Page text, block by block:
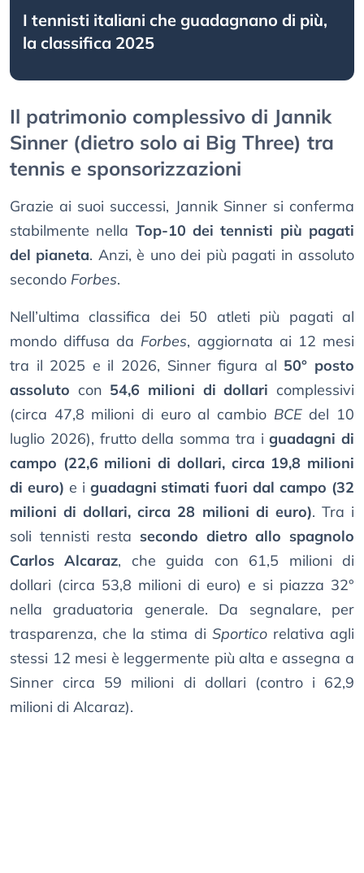
I tennisti italiani che guadagnano di più,
la classifica 2025
Il patrimonio complessivo di Jannik
Sinner (dietro solo ai Big Three) tra
tennis e sponsorizzazioni
Grazie ai suoi successi, Jannik Sinner si conferma
stabilmente nella Top-10 dei tennisti più pagati
del pianeta. Anzi, è uno dei più pagati in assoluto
secondo Forbes.
Nell’ultima classifica dei 50 atleti più pagati al
mondo diffusa da Forbes, aggiornata ai 12 mesi
tra il 2025 e il 2026, Sinner figura al 50° posto
assoluto con 54,6 milioni di dollari complessivi
(circa 47,8 milioni di euro al cambio BCEdel 10
luglio 2026), frutto della somma tra iguadagni di
campo (22,6 milioni di dollari, circa 19,8 milioni
di euro) e i guadagni stimati fuori dal campo (32
milioni di dollari, circa 28 milioni di euro). Tra i
soli tennisti resta secondo dietro allo spagnolo
Carlos Alcaraz, che guida con 61,5 milioni di
dollari (circa 53,8 milioni di euro) e si piazza 32°
nella graduatoria generale. Da segnalare, per
trasparenza, che la stima di Sporticorelativa agli
stessi 12 mesi è leggermente più alta e assegna a
Sinner circa 59 milioni di dollari (contro i 62,9
milioni di Alcaraz).